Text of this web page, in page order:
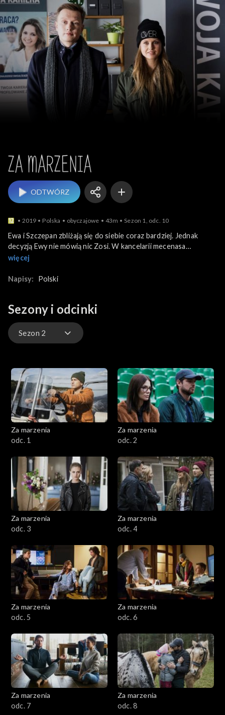
Za marzenia
ODTWÓRZ
2019 Polska obyczajowe 43m Sezon 1, odc. 10
Ewa i Szczepan zbliżają się do siebie coraz bardziej. Jednak
decyzją Ewy nie mówią nic Zosi. W kancelarii mecenasa
Antoniego Wolańskiego trwają prace nad sprawą Wanda
Antoni, a doktor Martę Adam i współpracująca z nim Anka. Ta
Wegenacji.
więcej
Napisy: Polski
Sezony i odcinki
Sezon 2
Sezon 2
Za marzenia
odc. 1
Za marzenia
odc. 2
Za marzenia
odc. 3
Za marzenia
odc. 4
Za marzenia
odc. 5
Za marzenia
odc. 6
Za marzenia
odc. 7
Za marzenia
odc. 8